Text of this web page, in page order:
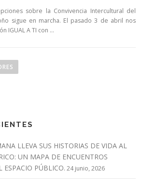
sobre la Convivencia Intercultural del
sigue en marcha. El pasado 3 de abril nos
IGUAL A TI con …
LLEVA SUS HISTORIAS DE VIDA AL
UN MAPA DE ENCUENTROS
ESPACIO PÚBLICO. 24 junio, 2026